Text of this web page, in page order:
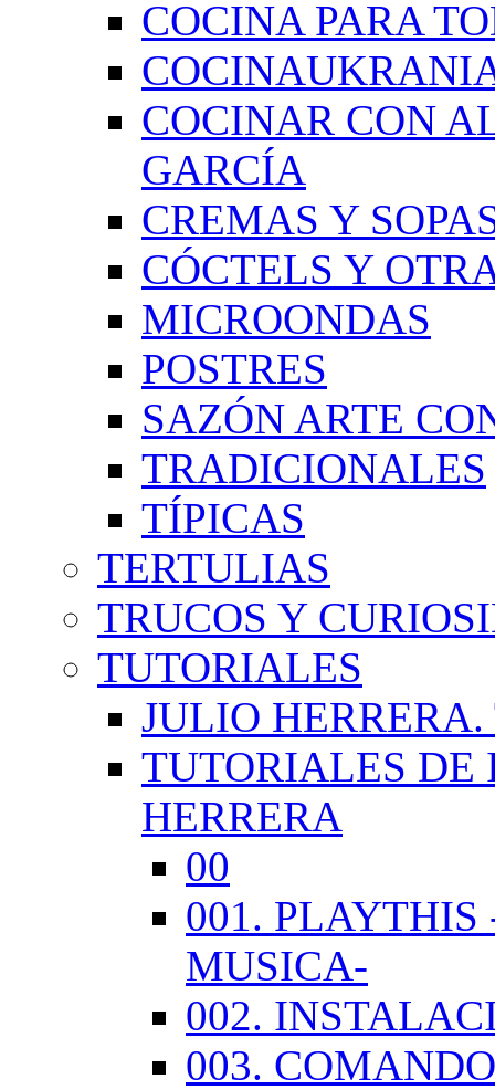
COCINA PARA
COCINAR CON
GARCÍA
CREMAS Y
CÓCTELS Y
MICROONDAS
POSTRES
SAZÓN ARTE
TRADICIONALES
TÍPICAS
TERTULIAS
TRUCOS Y
TUTORIALES
JULIO
TUTORIALES DE
HERRERA
00
001. PLAYTHIS
MUSICA-
002.
003.